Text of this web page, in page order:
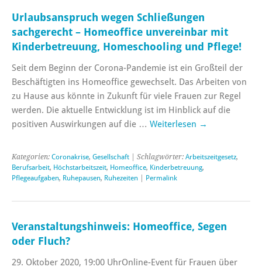
Urlaubsanspruch wegen Schließungen
sachgerecht – Homeoffice unvereinbar mit
Kinderbetreuung, Homeschooling und Pflege!
Seit dem Beginn der Corona-Pandemie ist ein Großteil der
Beschäftigten ins Homeoffice gewechselt. Das Arbeiten von
zu Hause aus könnte in Zukunft für viele Frauen zur Regel
werden. Die aktuelle Entwicklung ist im Hinblick auf die
positiven Auswirkungen auf die … Weiterlesen →
Kategorien: Coronakrise, Gesellschaft | Schlagwörter: Arbeitszeitgesetz,
Berufsarbeit, Höchstarbeitszeit, Homeoffice, Kinderbetreuung,
Pflegeaufgaben, Ruhepausen, Ruhezeiten Permalink
Veranstaltungshinweis: Homeoffice, Segen
oder Fluch?
29. Oktober 2020, 19:00 UhrOnline-Event für Frauen über